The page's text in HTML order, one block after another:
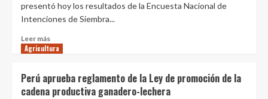
hoy
las
mil
toneladas
productos
presentó hoy los resultados de la Encuesta Nacional de
Intenciones de Siembra...
Leer más
más
proyecta
más
Agricultura
Perú aprueba reglamento de la Ley de promoción de la
cadena productiva ganadero-lechera